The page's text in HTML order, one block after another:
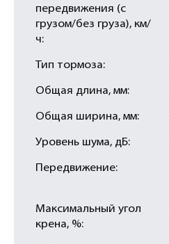
передвижения (с
грузом/без груза), км/
ч:
Тип тормоза:
Общая длина, мм:
Общая ширина, мм:
Уровень шума, дБ:
Передвижение:
Максимальный угол
крена, %: